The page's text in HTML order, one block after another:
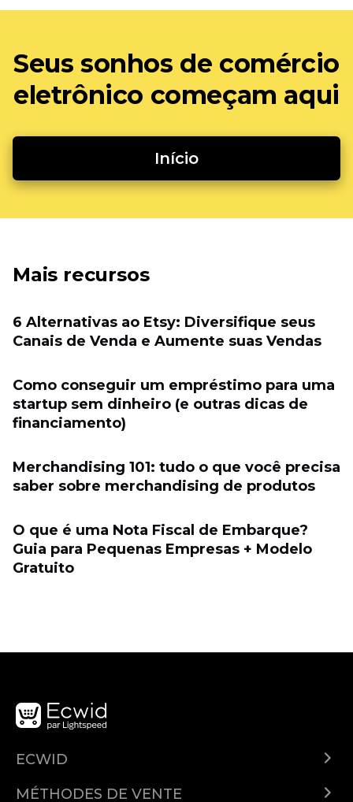
Seus sonhos de comércio
eletrônico começam aqui
Início
Mais recursos
6 Alternativas ao Etsy: Diversifique seus
Canais de Venda e Aumente suas Vendas
Como conseguir um empréstimo para uma
startup sem dinheiro (e outras dicas de
financiamento)
Merchandising 101: tudo o que você precisa
saber sobre merchandising de produtos
O que é uma Nota Fiscal de Embarque?
Guia para Pequenas Empresas + Modelo
Gratuito
ECWID
MÉTHODES DE VENTE